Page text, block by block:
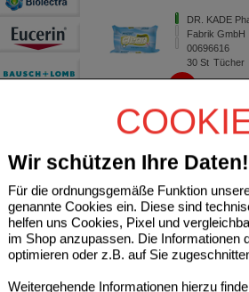
Wir schützen Ihre Daten!
Für die ordnungsgemäße Funktion
genannte Cookies ein. Diese sind
helfen uns Cookies, Pixel und
im Shop anzupassen. Die Informationen
optimieren oder z.B. auf Sie
Weitergehende Informationen hierzu
DR. KADE
Fabrik GmbH
00696616
30St Tücher
POSTERISAN protect Salbe
Fabrik GmbH
06493966
50g Salbe
26%